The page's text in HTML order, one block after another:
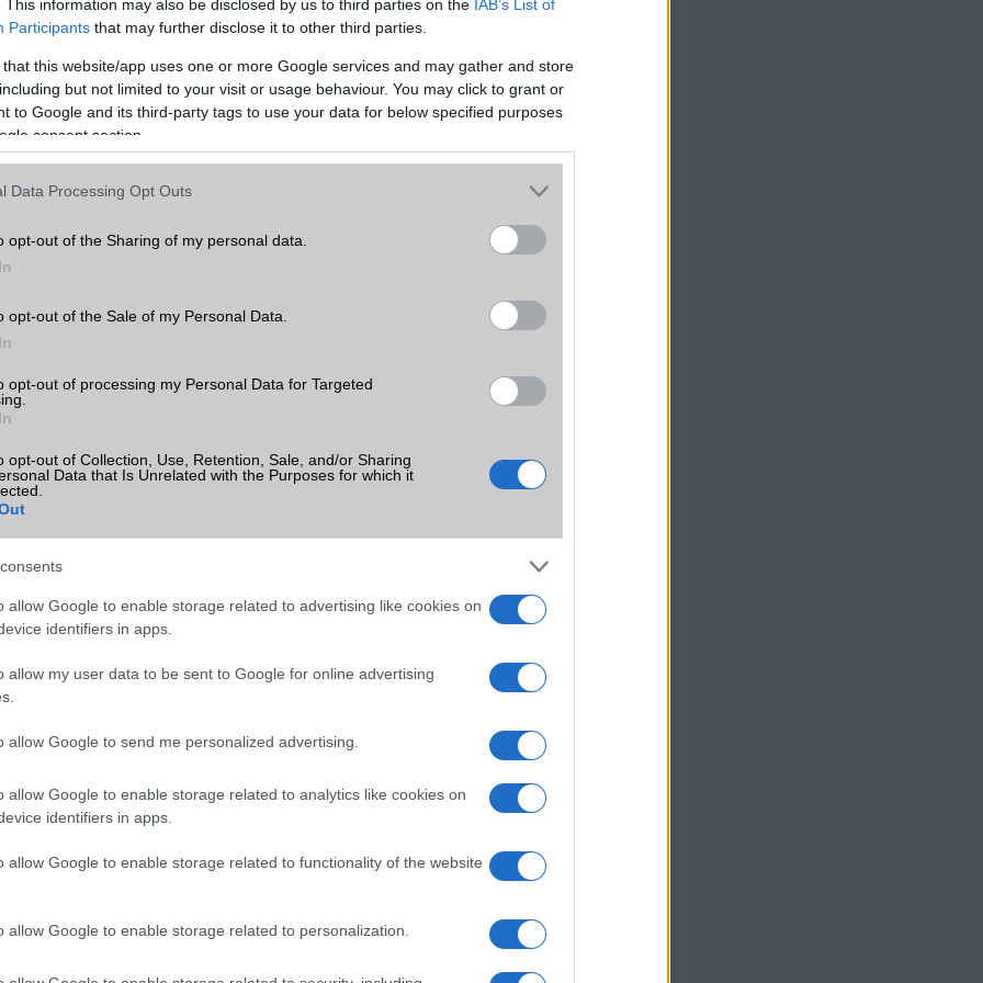
This information may also be disclosed by us to third parties on the IAB’s List of
Participants that may further disclose it to other third parties.
that this website/app uses one or more Google services and may gather and store
but not limited to your visit or usage behaviour. You may click to grant or
to Google and its third-party tags to use your data for below specified purposes
consent section.
Data Processing Opt Outs
opt-out of the Sharing of my personal data.
opt-out of the Sale of my Personal Data.
opt-out of processing my Personal Data for Targeted
opt-out of Collection, Use, Retention, Sale, and/or Sharing
Data that Is Unrelated with the Purposes for which it
allow Google to enable storage related to advertising like cookies on
identifiers in apps.
allow my user data to be sent to Google for online advertising
allow Google to send me personalized advertising.
allow Google to enable storage related to analytics like cookies on
identifiers in apps.
allow Google to enable storage related to functionality of the website
allow Google to enable storage related to personalization.
árak
Min. memória
Min. háttértár 8 GB
Memória bővíthetőség T-Flash/microSD
ADATCSERE
GPRS
EDGE
EMS/E-mail
B/T extra A2DP
Wi-Fi extra DLNA
Wi-Fi HotSpot
Blackberry Nincs
GPS aGPS (USA)
AKKUMULÁTOR